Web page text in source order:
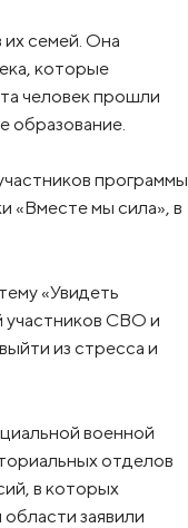
семей. Она
которые
человек прошли
образование.
программы
«Вместе мы сила», в
«Увидеть
участников СВО и
из стресса и
военной
отделов
в которых
заявили